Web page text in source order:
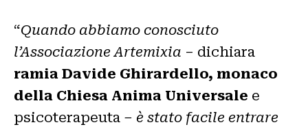
“Quando abbiamo conosciuto
l’Associazione Artemixia – dichiara
ramia Davide Ghirardello, monaco
della Chiesa Anima Universale e
psicoterapeuta – è stato facile entrare